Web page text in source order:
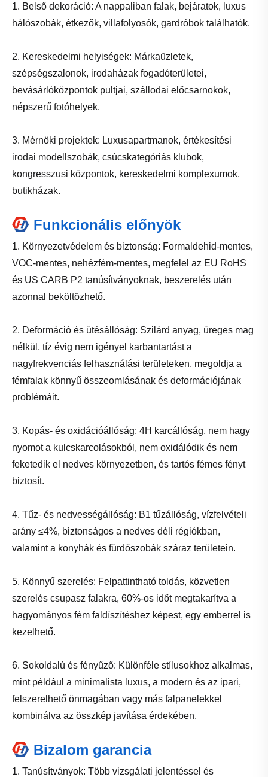
1. Belső dekoráció: A nappaliban falak, bejáratok, luxus
hálószobák, étkezők, villafolyosók, gardróbok találhatók.
2. Kereskedelmi helyiségek: Márkaüzletek,
szépségszalonok, irodaházak fogadóterületei,
bevásárlóközpontok pultjai, szállodai előcsarnokok,
népszerű fotóhelyek.
3. Mérnöki projektek: Luxusapartmanok, értékesítési
irodai modellszobák, csúcskategóriás klubok,
kongresszusi központok, kereskedelmi komplexumok,
butikházak.
Funkcionális előnyök
1. Környezetvédelem és biztonság: Formaldehid-mentes,
VOC-mentes, nehézfém-mentes, megfelel az EU RoHS
és US CARB P2 tanúsítványoknak, beszerelés után
azonnal beköltözhető.
2. Deformáció és ütésállóság: Szilárd anyag, üreges mag
nélkül, tíz évig nem igényel karbantartást a
nagyfrekvenciás felhasználási területeken, megoldja a
fémfalak könnyű összeomlásának és deformációjának
problémáit.
3. Kopás- és oxidációállóság: 4H karcállóság, nem hagy
nyomot a kulcskarcolásokból, nem oxidálódik és nem
feketedik el nedves környezetben, és tartós fémes fényt
biztosít.
4. Tűz- és nedvességállóság: B1 tűzállóság, vízfelvételi
arány ≤4%, biztonságos a nedves déli régiókban,
valamint a konyhák és fürdőszobák száraz területein.
5. Könnyű szerelés: Felpattintható toldás, közvetlen
szerelés csupasz falakra, 60%-os időt megtakarítva a
hagyományos fém faldíszítéshez képest, egy emberrel is
kezelhető.
6. Sokoldalú és fényűző: Különféle stílusokhoz alkalmas,
mint például a minimalista luxus, a modern és az ipari,
felszerelhető önmagában vagy más falpanelekkel
kombinálva az összkép javítása érdekében.
Bizalom garancia
1. Tanúsítványok: Több vizsgálati jelentéssel és